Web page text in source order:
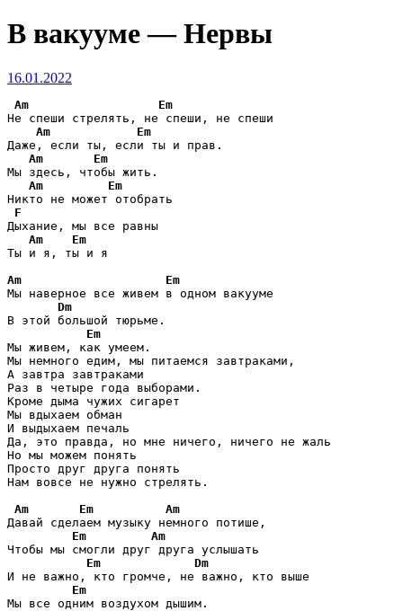
В вакууме — Нервы
16.01.2022
Am
Em
Не спеши стрелять, не спеши, не спеши
Am
Em
Даже, если ты, если ты и прав.
Am
Em
Мы здесь, чтобы жить.
Am
Em
Никто не может отобрать
F
Дыхание, мы все равны
Am
Em
Ты и я, ты и я
Am
Em
Мы наверное все живем в одном вакууме
Dm
В этой большой тюрьме.
Em
Мы живем, как умеем.
Мы немного едим, мы питаемся завтраками,
А завтра завтраками
Раз в четыре года выборами.
Кроме дыма чужих сигарет
Мы вдыхаем обман
И выдыхаем печаль
Да, это правда, но мне ничего, ничего не жаль
Но мы можем понять
Просто друг друга понять
Нам вовсе не нужно стрелять.
Am
Em
Am
Давай сделаем музыку немного потише,
Em
Am
Чтобы мы смогли друг друга услышать
Em
Dm
И не важно, кто громче, не важно, кто выше
Em
Мы все одним воздухом дышим.